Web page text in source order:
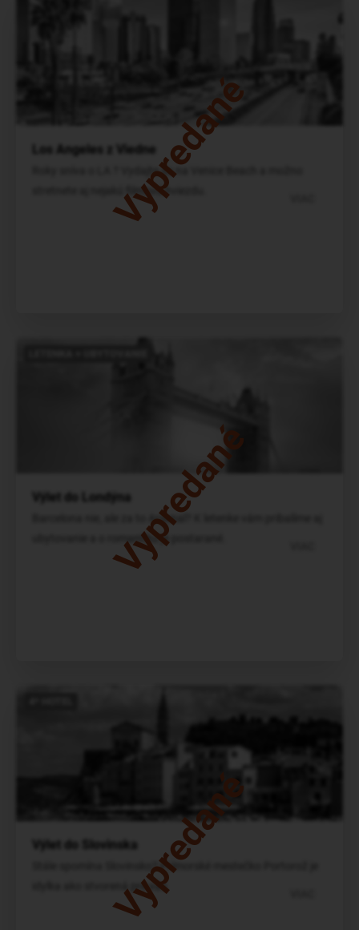
Vypredané
Los Angeles z Viedne
Roky sníva o LA ? Vydajte sa na Venice Beach a možno
stretnete aj nejakú filmovú hviezdu.
Vypredané
Výlet do Londýna
Barcelona nie, ale za to Arsenal? K letenke vám pribalíme aj
ubytovanie a o romantiku je postarané.
Vypredané
Výlet do Slovinska
Stále spomína Slovinsko? Prímorské mestečko Portorož je
idylka ako stvorená pre vás